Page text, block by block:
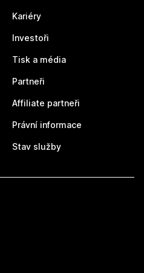
Kariéry
Investoři
Tisk a média
Partneři
Affiliate partneři
Právní informace
Stav služby